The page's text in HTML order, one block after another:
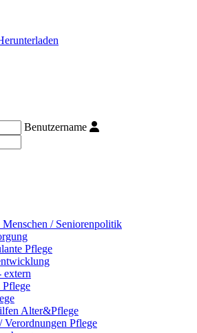
Benutzername
/ Seniorenpolitik
Pflege
extern
Pflege
Alter&Pflege
Verordnungen Pflege